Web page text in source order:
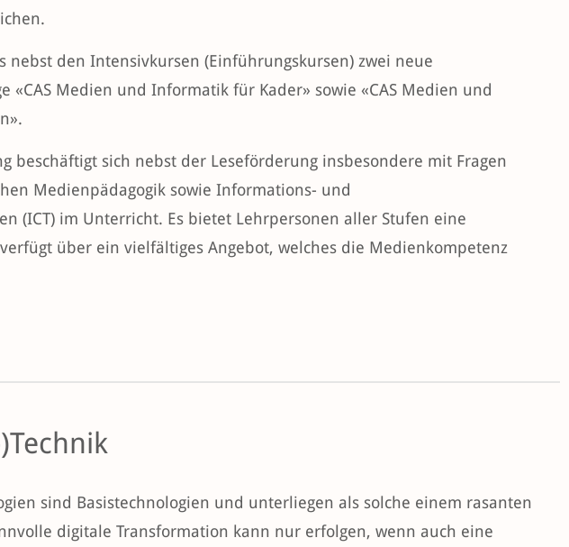
den Intensivkursen (Einführungskursen) zwei neue
«CAS Medien und Informatik für Kader» sowie «CAS Medien und
beschäftigt sich nebst der Leseförderung insbesondere mit Fragen
Medienpädagogik sowie Informations- und
(ICT) im Unterricht. Es bietet Lehrpersonen aller Stufen eine
über ein vielfältiges Angebot, welches die Medienkompetenz
sind Basistechnologien und unterliegen als solche einem rasanten
digitale Transformation kann nur erfolgen, wenn auch eine